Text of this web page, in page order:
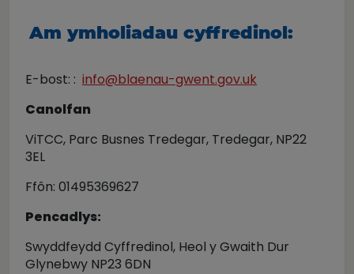
Am ymholiadau cyffredinol:
E-bost: : info@blaenau-gwent.gov.uk
Canolfan
ViTCC, Parc Busnes Tredegar, Tredegar, NP22
3EL
Ffôn: 01495369627
Pencadlys:
Swyddfeydd Cyffredinol, Heol y Gwaith Dur
Glynebwy NP23 6DN